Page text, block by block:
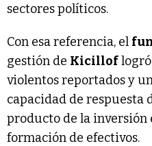
sectores políticos.
Con esa referencia, el
gestión de Kicilloflogró
violentos reportados y
capacidad de respuesta
producto de la inversión
formación de efectivos.